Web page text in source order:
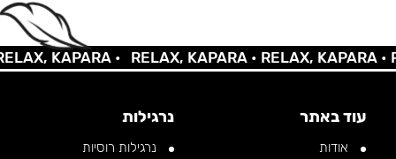
KAPARA • RELAX, KAPARA •RELAX, KAPARA •
עוד באתר
אודות
נרגילות
נרגילות רוסיות